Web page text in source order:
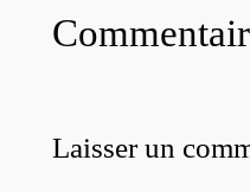
Laisser un